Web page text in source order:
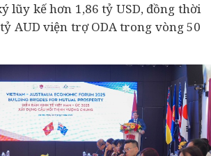
lũy kế hơn 1,86 tỷ USD, đồng thời
AUD viện trợ ODA trong vòng 50